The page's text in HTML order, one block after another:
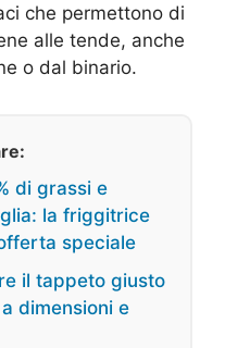
che permettono di
alle tende, anche
o dal binario.
di grassi e
la friggitrice
speciale
il tappeto giusto
dimensioni e